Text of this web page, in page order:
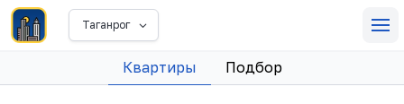
Таганрог
Квартиры Подбор